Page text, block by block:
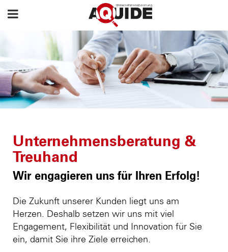
Unternehmensberatung &
Treuhand
Wir engagieren uns für Ihren Erfolg!
Die Zukunft unserer Kunden liegt uns am
Herzen. Deshalb setzen wir uns mit viel
Engagement, Flexibilität und Innovation für Sie
ein, damit Sie ihre Ziele erreichen.